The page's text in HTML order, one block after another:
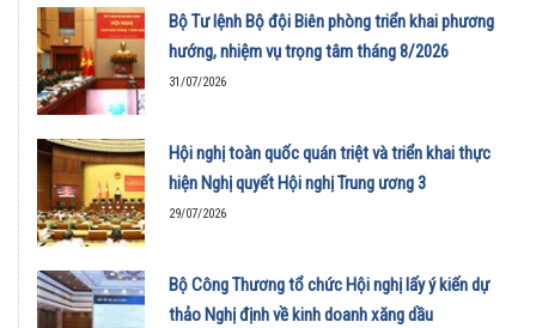
01/08/2026
Bộ Tư lệnh Bộ đội Biên phòng triển khai phương
hướng, nhiệm vụ trọng tâm tháng 8/2026
31/07/2026
Hội nghị toàn quốc quán triệt và triển khai thực
hiện Nghị quyết Hội nghị Trung ương 3
29/07/2026
Bộ Công Thương tổ chức Hội nghị lấy ý kiến dự
thảo Nghị định về kinh doanh xăng dầu